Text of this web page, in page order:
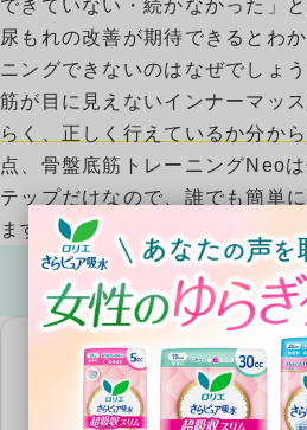
できていない・続かなかった」
尿もれの改善が期待できるとわ
ニングできないのはなぜでしょ
筋が目に見えないインナーマッ
らく、正しく行えているか分か
点、骨盤底筋トレーニングNeo
テップだけなので、誰でも簡単
ます。
05
骨盤底筋はど
尿もれとの